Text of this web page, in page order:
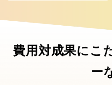
費用対成果にこ
ー